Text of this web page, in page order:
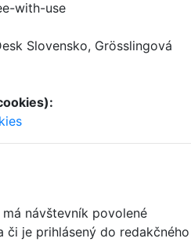
with-use
Slovensko, Grösslingová
návštevník povolené
či je prihlásený do redakčného